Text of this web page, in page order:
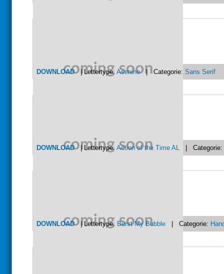
DOWNLOAD| Lettertype: Asenine| Categorie: Sans Serif
DOWNLOAD| Lettertype: Action of the Time AL | Categorie:
DOWNLOAD| Lettertype: Burst My Bubble | Categorie: